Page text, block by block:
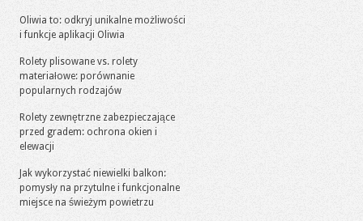
Oliwia to: odkryj unikalne możliwości
i funkcje aplikacji Oliwia
Rolety plisowane vs. rolety
materiałowe: porównanie
popularnych rodzajów
Rolety zewnętrzne zabezpieczające
przed gradem: ochrona okien i
elewacji
Jak wykorzystać niewielki balkon:
pomysły na przytulne i funkcjonalne
miejsce na świeżym powietrzu